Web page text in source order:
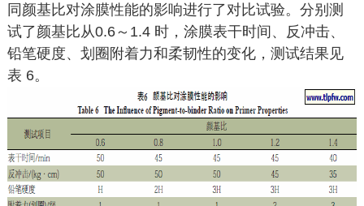
同颜基比对涂膜性能的影响进行了对比试验。分别测
试了颜基比从0.6～1.4 时，涂膜表干时间、反冲击、
铅笔硬度、划圈附着力和柔韧性的变化，测试结果见
表 6。